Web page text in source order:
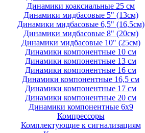
Динамики коаксиальные 25 см
Динамики мидбасовые 5" (13см)
Динамики мидбасовые 6,5" (16,5см)
Динамики мидбасовые 8" (20см)
Динамики мидбасовые 10" (25см)
Динамики компонентные 10 см
Динамики компонентные 13 см
Динамики компонентные 16 см
Динамики компонентные 16,5 см
Динамики компонентные 17 см
Динамики компонентные 20 см
Динамики компонентные 6х9
Компрессоры
Комплектующие к сигнализациям